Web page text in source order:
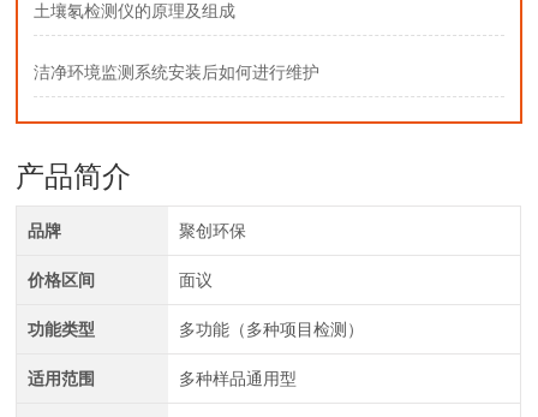
土壤氡检测仪的原理及组成
洁净环境监测系统安装后如何进行维护
产品简介
品牌 聚创环保
价格区间 面议
功能类型 多功能（多种项目检测）
适用范围 多种样品通用型